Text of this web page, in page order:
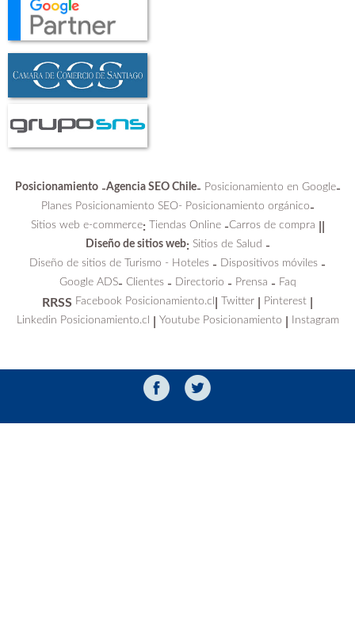
Posicionamiento-Agencia SEO Chile- Posicionamiento en Google-
Planes Posicionamiento SEO- Posicionamiento orgánico-
Sitios web e-commerce: Tiendas Online-Carros de compra
Diseño de sitios web: Sitios de Salud -
Diseño de sitios de Turismo - Hoteles - Dispositivos móviles -
Google ADS- Clientes- Directorio - Prensa - Faq
RRSS Facebook Posicionamiento.cl Twitter Pinterest
Linkedin Posicionamiento.cl Youtube Posicionamiento Instagram